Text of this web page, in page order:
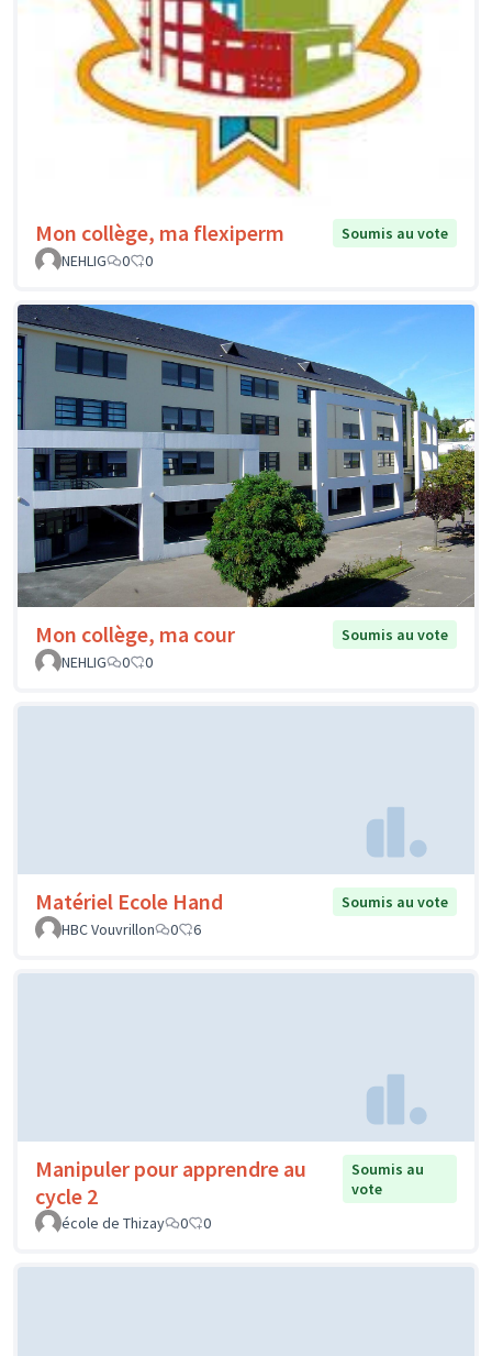
Mon collège, ma flexiperm
Soumis au vote
NEHLIG
0 0
Mon collège, ma cour
Soumis au vote
NEHLIG
0 0
Matériel Ecole Hand
Soumis au vote
HBC Vouvrillon
0 6
Manipuler pour apprendre au
cycle 2
Soumis au
vote
école de Thizay
0 0